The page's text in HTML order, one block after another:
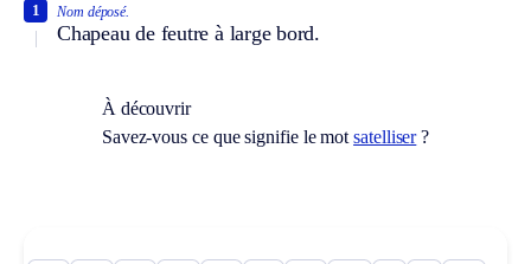
Nom déposé.
Chapeau de feutre à large bord.
1
À découvrir
Savez-vous ce que signifie le motsatelliser?